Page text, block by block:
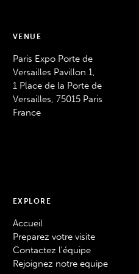
VENUE
Paris Expo Porte de
Versailles Pavillon 1,
1 Place de la Porte de
Versailles, 75015 Paris
France
EXPLORE
Accueil
Preparez votre visite
Contactez l'équipe
Rejoignez notre equipe